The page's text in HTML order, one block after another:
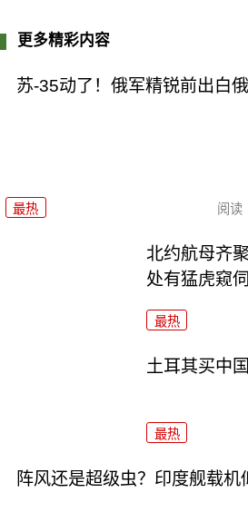
更多精彩内容
苏-35动了！俄军精锐前出白
最热 阅读
北约航母齐
处有猛虎窥伺
最热
土耳其买中
最热
阵风还是超级虫？印度舰载机